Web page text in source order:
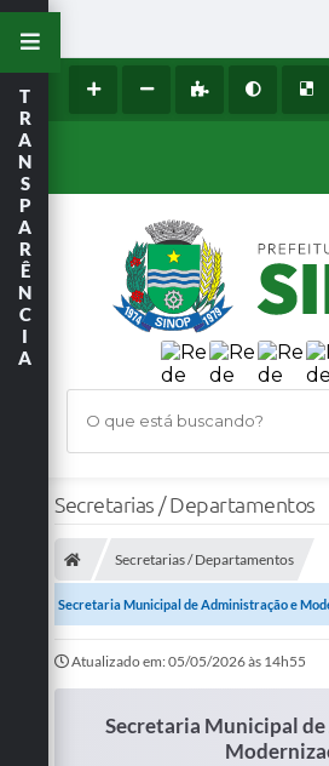
O que está buscando?
T
R
A
N
S
P
A
R
Ê
N
C
I
A
Secretarias / Departamentos
Secretarias / Departamentos
Secretaria Municipal de Administração e
Atualizado em: 05/05/2026 às 14h55
Secretaria Municipal